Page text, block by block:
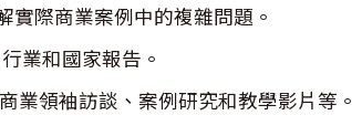
實際商業案例中的複雜問題。
業和國家報告。
業領袖訪談、案例研究和教學影片等。